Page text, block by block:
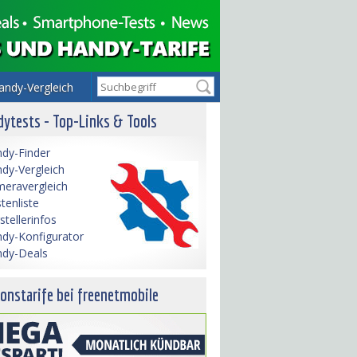
Vergleich
- Top-Links & Tools
Finder
Vergleich
Konfigurator
Deals
bei freenetmobile